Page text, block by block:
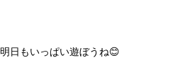
明日もいっぱい遊ぼうね😊